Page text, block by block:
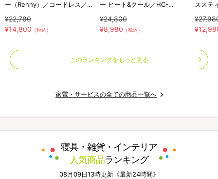
ー（Renny）／コードレス／軽
量／布団クリーナー
¥22,780
¥14,800 （税込）
ー ヒート&クール／HC-
T2494WH
¥24,800
¥8,980 （税込）
スステ
S281
このランキングをもっと見る
家電・サービスの全ての商品一覧へ
寝具・雑貨・インテリア
人気商品ランキング
08月09日13時更新《最新24時間》